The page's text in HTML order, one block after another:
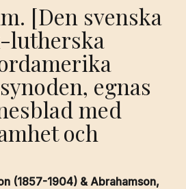
[Den svenska
lutherska
egnas
med
och
(1857-1904) & Abrahamson,